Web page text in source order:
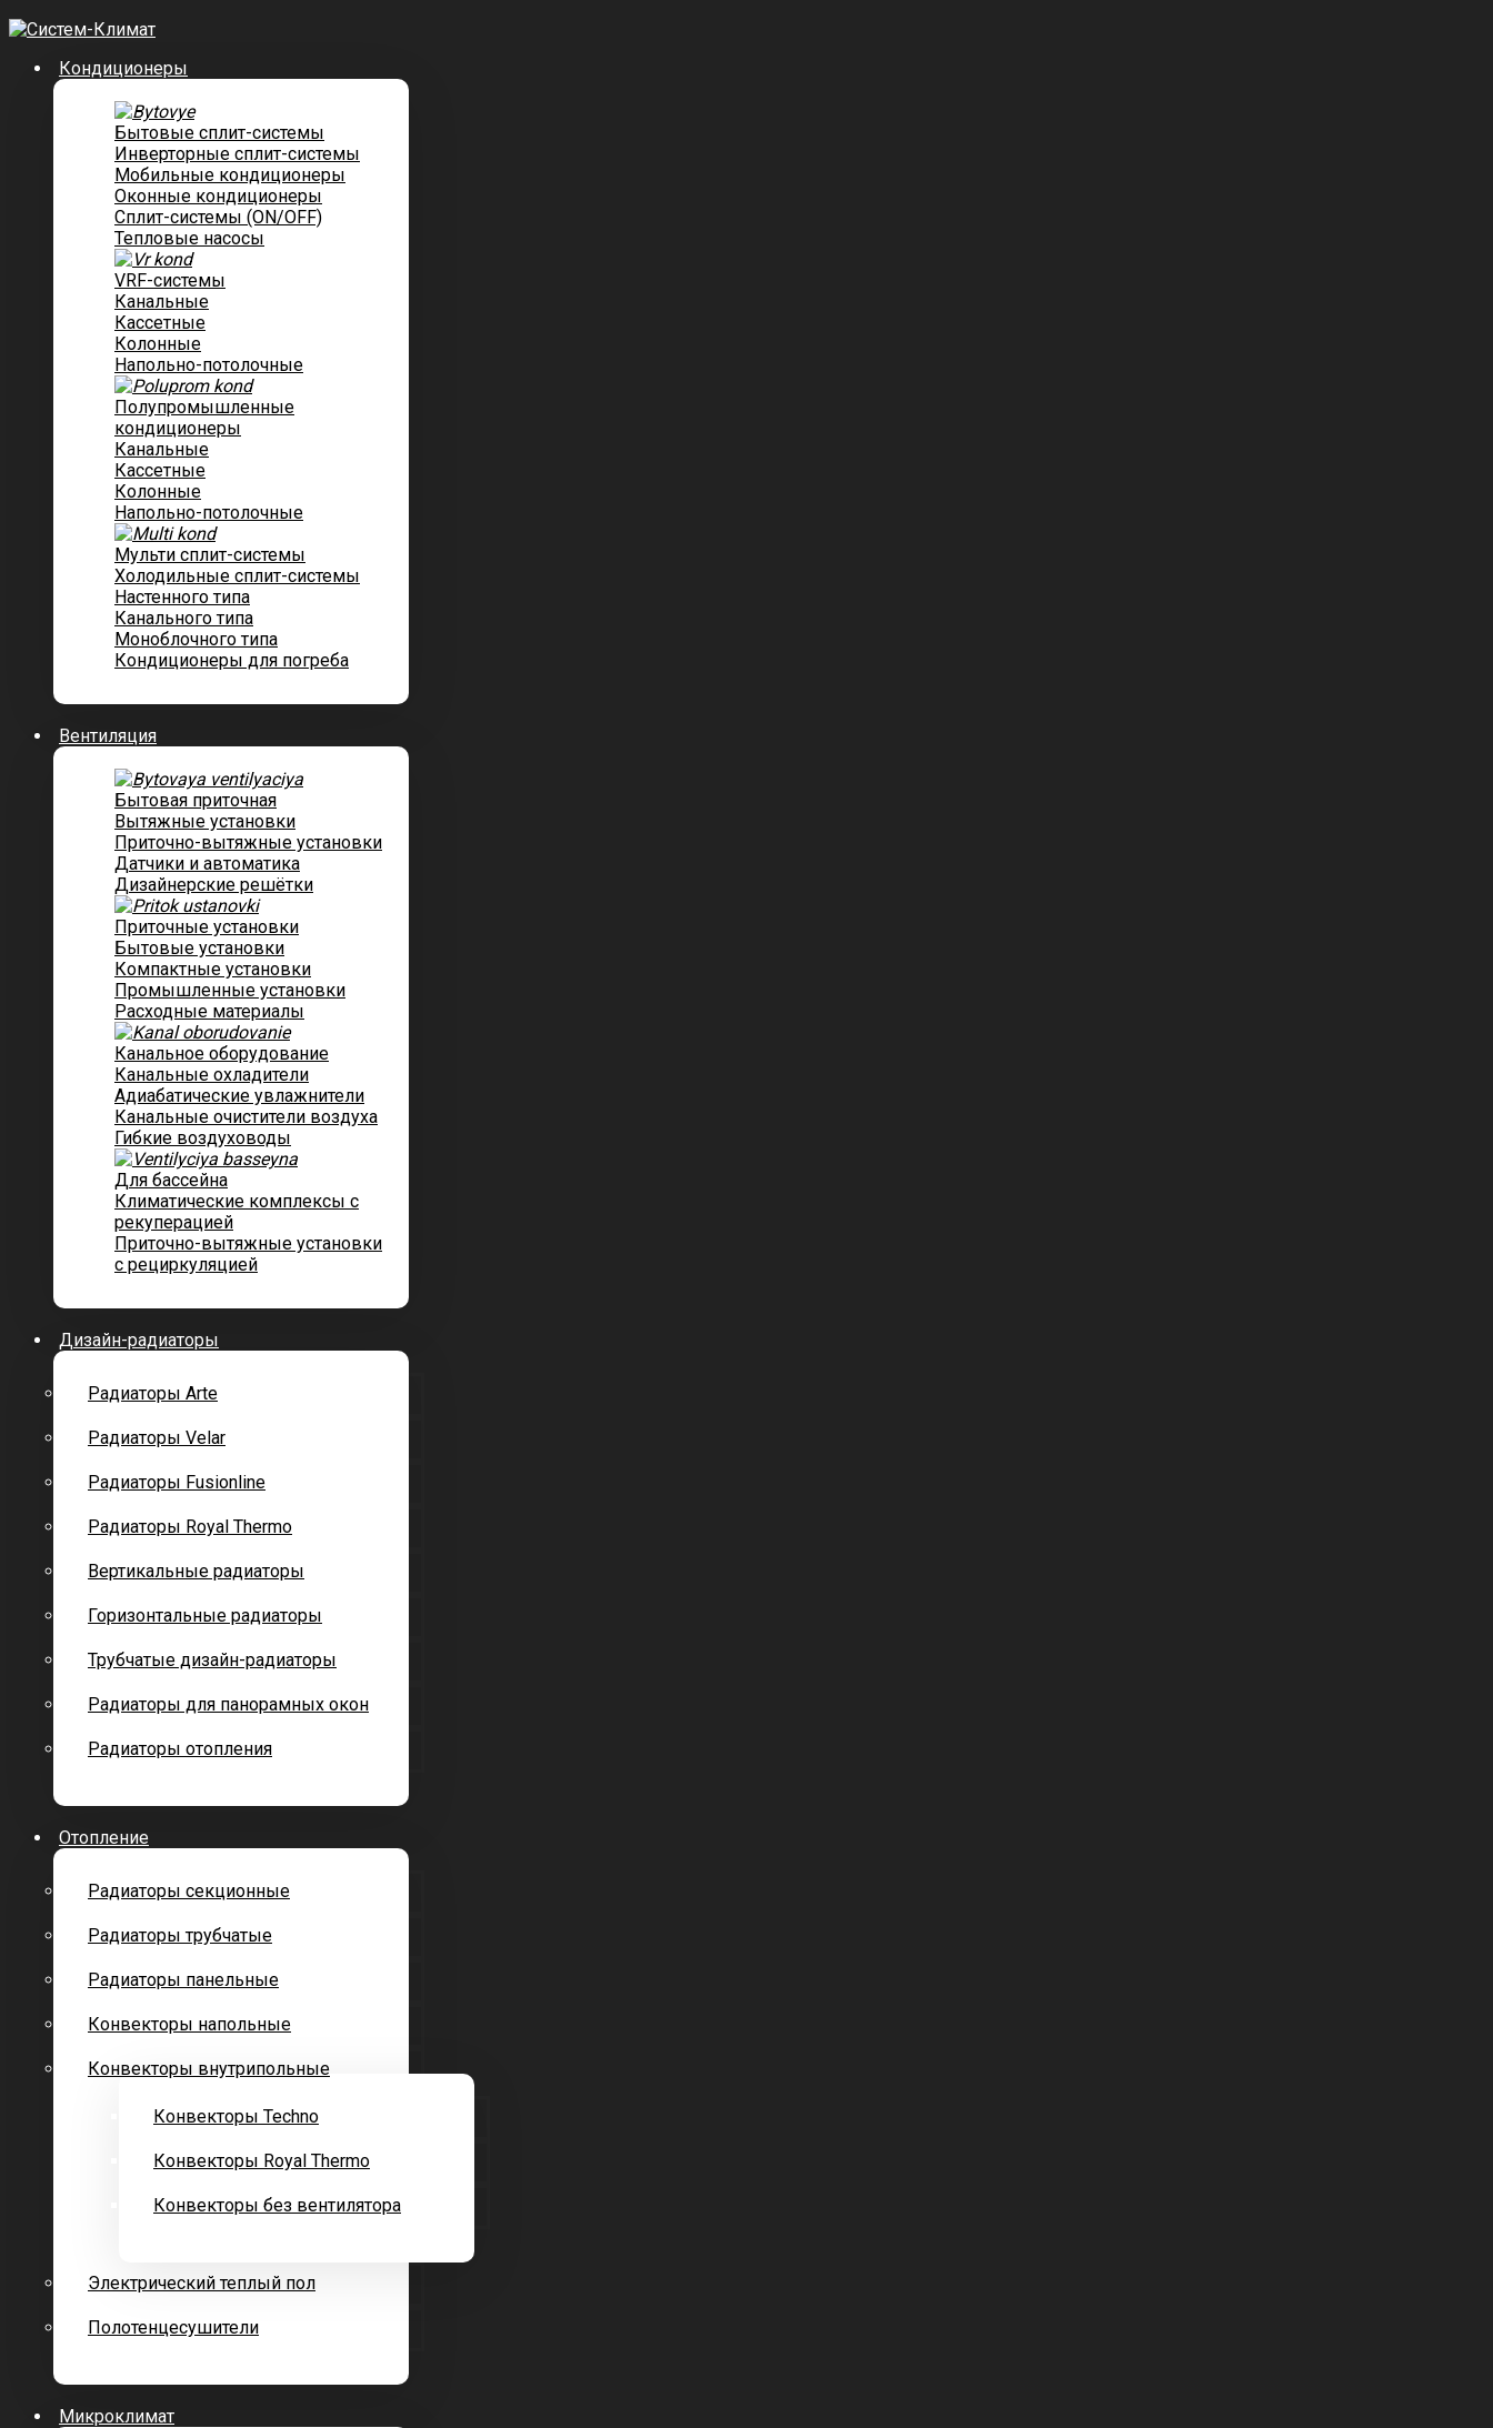
Кондиционеры
Бытовые сплит-системы
Инверторные сплит-системы
Мобильные кондиционеры
Оконные кондиционеры
Сплит-системы (ON/OFF)
Тепловые насосы
VRF-системы
Канальные
Касcетные
Колонные
Напольно-потолочные
Полупромышленные
кондиционеры
Канальные
Кассетные
Колонные
Напольно-потолочные
Мульти сплит-системы
Холодильные сплит-системы
Настенного типа
Канального типа
Моноблочного типа
Кондиционеры для погреба
Вентиляция
Бытовая приточная
Вытяжные установки
Приточно-вытяжные установки
Датчики и автоматика
Дизайнерские решётки
Приточные установки
Бытовые установки
Компактные установки
Промышленные установки
Расходные материалы
Канальное оборудование
Канальные охладители
Адиабатические увлажнители
Канальные очистители воздуха
Гибкие воздуховоды
Для бассейна
Климатические комплексы с
рекуперацией
Приточно-вытяжные установки
с рециркуляцией
Дизайн-радиаторы
Радиаторы Arte
Радиаторы Velar
Радиаторы Fusionline
Радиаторы Royal Thermo
Вертикальные радиаторы
Горизонтальные радиаторы
Трубчатые дизайн-радиаторы
Радиаторы для панорамных окон
Радиаторы отопления
Отопление
Радиаторы секционные
Радиаторы трубчатые
Радиаторы панельные
Конвекторы напольные
Конвекторы внутрипольные
Конвекторы Techno
Конвекторы Royal Thermo
Конвекторы без вентилятора
Электрический теплый пол
Полотенцесушители
Микроклимат